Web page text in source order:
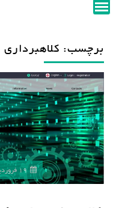
برچسب: کلاهبرداری
19 فروردین, 1399